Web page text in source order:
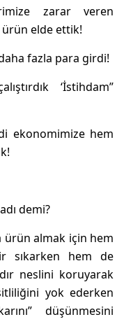
zarar veren
ürün elde ettik!
fazla para girdi!
‘İstihdam”
ekonomimize hem
demi?
ürün almak için hem
sıkarken hem de
neslini koruyarak
yok ederken
düşünmesini